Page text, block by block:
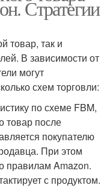
Стратегии
товар, так и
В зависимости от
могут
схем торговли:
по схеме FBM,
товар после
покупателю
При этом
правилам Amazon.
с продуктом.